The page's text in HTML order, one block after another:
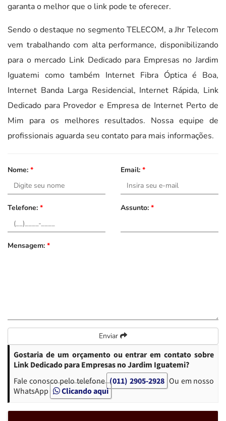
garanta o melhor que o link pode te oferecer.
Sendo o destaque no segmento TELECOM, a Jhr Telecom
vem trabalhando com alta performance, disponibilizando
para o mercado Link Dedicado para Empresas no Jardim
Iguatemi como também Internet Fibra Óptica é Boa,
Internet Banda Larga Residencial, Internet Rápida, Link
Dedicado para Provedor e Empresa de Internet Perto de
Mim para os melhores resultados. Nossa equipe de
profissionais aguarda seu contato para mais informações.
Nome: * Email: *
Telefone: * Assunto: *
Mensagem: *
Enviar
Gostaria de um orçamento ou entrar em contato sobre
Link Dedicado para Empresas no Jardim Iguatemi?
Fale conosco pelo telefone (011) 2905-2928 Ou em nosso
WhatsApp
Clicando aqui